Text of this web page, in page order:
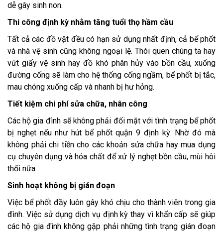
dễ gây sinh non.
Thi công định kỳ nhằm tăng tuổi thọ hầm cầu
Tất cả các đồ vật đều có hạn sử dụng nhất định, cả bể phốt
và nhà vệ sinh cũng không ngoại lệ. Thói quen chúng ta hay
vứt giấy vệ sinh hay đồ khó phân hủy vào bồn cầu, xuống
đường cống sẽ làm cho hệ thống cống ngầm, bể phốt bị tắc,
mau chóng xuống cấp và nhanh bị hư hỏng.
Tiết kiệm chi phí sửa chữa, nhân công
Các hộ gia đình sẽ không phải đối mặt với tình trạng bể phốt
bị nghẹt nếu như hút bể phốt quận 9 định kỳ. Nhờ đó mà
không phải chi tiền cho các khoản sửa chữa hay mua dụng
cụ chuyên dụng và hóa chất để xử lý nghẹt bồn cầu, mùi hôi
thối nữa.
Sinh hoạt không bị gián đoạn
Việc bể phốt đầy luôn gây khó chịu cho thành viên trong gia
đình. Việc sử dụng dịch vụ định kỳ thay vì khẩn cấp sẽ giúp
các hộ gia đình không gặp phải những tình trạng gián đoạn